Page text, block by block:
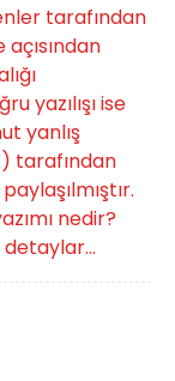
tarafından
yazılışı ise
yanlış
tarafından
nedir?
detaylar...